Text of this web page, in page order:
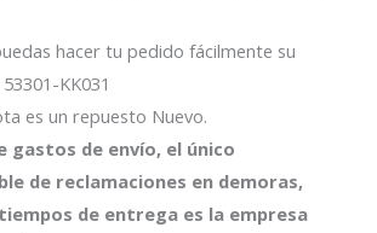
hacer tu pedido fácilmente su
KK031
es un repuesto Nuevo.
gastos de envío, el único
de reclamaciones en demoras,
de entrega es la empresa